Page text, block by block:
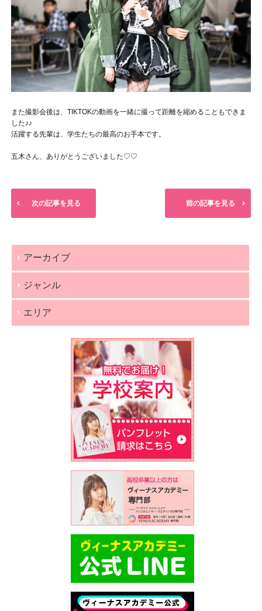
また撮影会後は、TIKTOKの動画を一緒に撮って距離を縮めることもできま
した♪♪
活躍する先輩は、学生たちの最高のお手本です。
五木さん、ありがとうございました♡♡
次の記事を見る 前の記事を見る
アーカイブ
ジャンル
エリア